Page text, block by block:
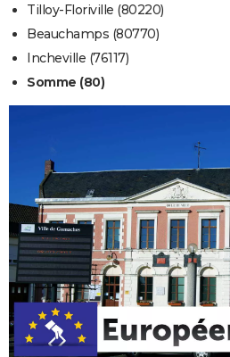
Tilloy-Floriville (80220)
Beauchamps (80770)
Incheville (76117)
Somme (80)